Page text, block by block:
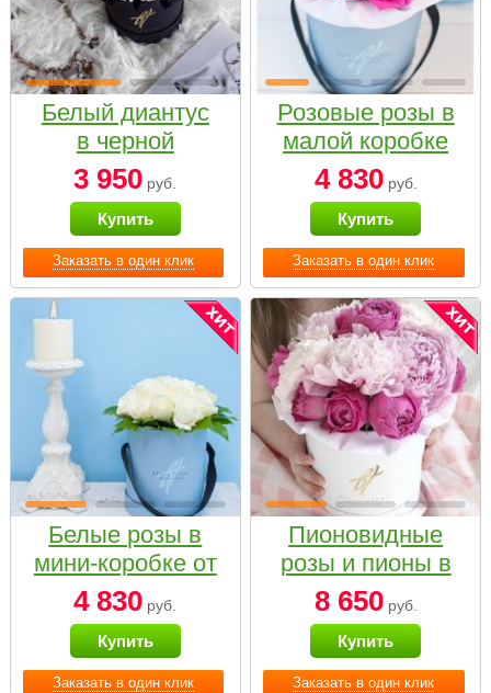
Заказать в один клик
Белый диантус
в черной
коробке Small
3 950 руб.
Купить
Заказать в один клик
Розовые розы в
малой коробке
4 830руб.
Купить
Заказать в один клик
Белые розы в
мини-коробке от
Bella Fiori
4 830 руб.
Купить
Заказать в один клик
Пионовидные
розы и пионы в
белой коробке
Small
8 650руб.
Купить